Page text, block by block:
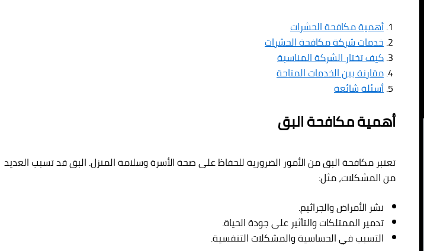
أهمية مكافحة الحشرات
خدمات شركة مكافحة الحشرات
كيف تختار الشركة المناسبة
مقارنة بين الخدمات المتاحة
أسئلة شائعة
أهمية مكافحة البق
تعتبر مكافحة البق من الأمور الضرورية للحفاظ على صحة الأسرة وسلامة المنزل. البق قد تسبب العديد
من المشكلات، مثل:
نشر الأمراض والجراثيم.
تدمير الممتلكات والتأثير على جودة الحياة.
التسبب في الحساسية والمشكلات التنفسية.